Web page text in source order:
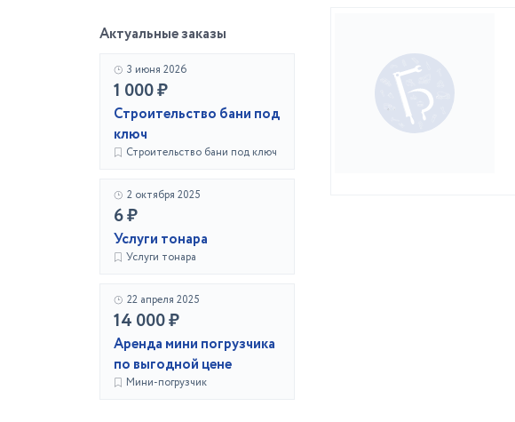
Актуальные заказы
3 июня 2026
1 000 ₽
Строительство бани под
ключ
Строительство бани под ключ
2 октября 2025
6 ₽
Услуги тонара
Услуги тонара
22 апреля 2025
14 000 ₽
Аренда мини погрузчика
по выгодной цене
Мини-погрузчик